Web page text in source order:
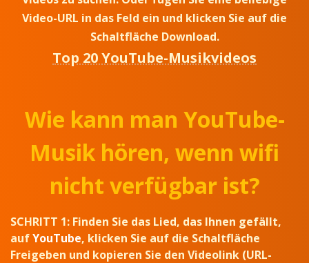
Video-URL in das Feld ein und klicken Sie auf die
Schaltfläche Download.
Top 20 YouTube-Musikvideos
Wie kann man YouTube-
Musik hören, wenn wifi
nicht verfügbar ist?
SCHRITT 1: Finden Sie das Lied, das Ihnen gefällt,
aufYouTube, klicken Sie auf die Schaltfläche
Freigeben und kopieren Sie den Videolink (URL-